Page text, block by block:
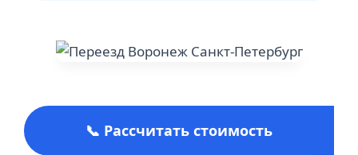
📞 Рассчитать стоимость